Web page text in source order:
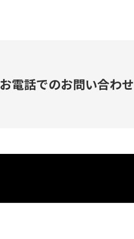
お電話でのお問い合わせ